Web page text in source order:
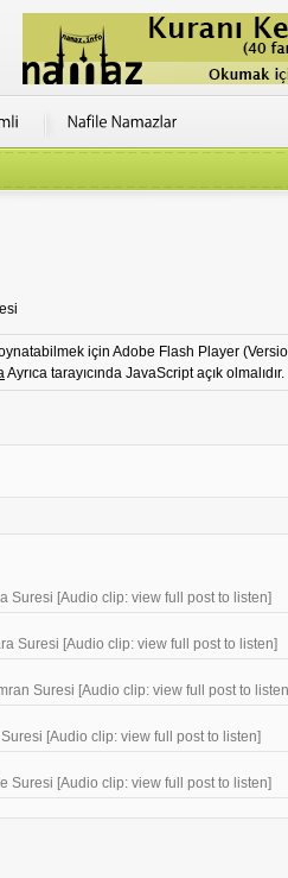
için Adobe Flash Player
Ayrıca tarayıcında JavaScript açık olmalıdır.
Suresi [Audio clip: view full post to listen]
Suresi [Audio clip: view full post to listen]
Suresi [Audio clip: view full post to
[Audio clip: view full post to listen]
Suresi [Audio clip: view full post to listen]